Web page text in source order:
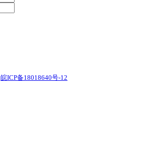
皖ICP备18018640号-12